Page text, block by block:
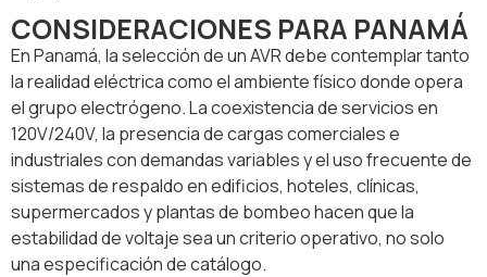
CONSIDERACIONES PARA PANAMÁ
En Panamá, la selección de un AVR debe contemplar tanto
la realidad eléctrica como el ambiente físico donde opera
el grupo electrógeno. La coexistencia de servicios en
120V/240V, la presencia de cargas comerciales e
industriales con demandas variables y el uso frecuente de
sistemas de respaldo en edificios, hoteles, clínicas,
supermercados y plantas de bombeo hacen que la
estabilidad de voltaje sea un criterio operativo, no solo
una especificación de catálogo.